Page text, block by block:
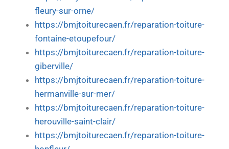
fleury-sur-orne/
https://bmjtoiturecaen.fr/reparation-toiture-
fontaine-etoupefour/
https://bmjtoiturecaen.fr/reparation-toiture-
giberville/
https://bmjtoiturecaen.fr/reparation-toiture-
hermanville-sur-mer/
https://bmjtoiturecaen.fr/reparation-toiture-
herouville-saint-clair/
https://bmjtoiturecaen.fr/reparation-toiture-